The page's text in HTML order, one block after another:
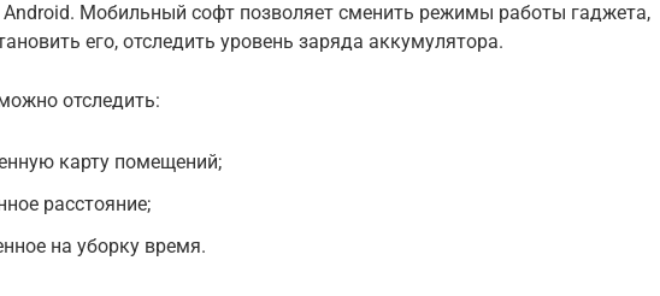
Android. Мобильный софт позволяет сменить режимы работы гаджета,
его, отследить уровень заряда аккумулятора.
отследить:
карту помещений;
расстояние;
на уборку время.